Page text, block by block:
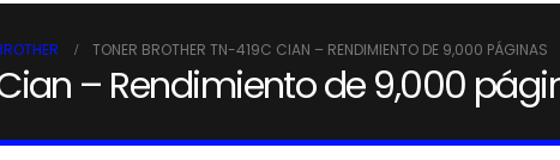
TONER BROTHER TN-419C CIAN – RENDIMIENTO DE 9,000 PÁGINAS
– Rendimiento de 9,000